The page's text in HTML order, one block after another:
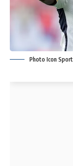
Photo Icon Sport